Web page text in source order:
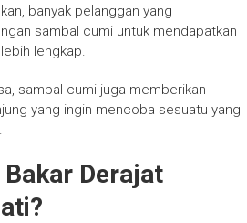
banyak pelanggan yang
sambal cumi untuk mendapatkan
lengkap.
sambal cumi juga memberikan
yang ingin mencoba sesuatu yang
Derajat